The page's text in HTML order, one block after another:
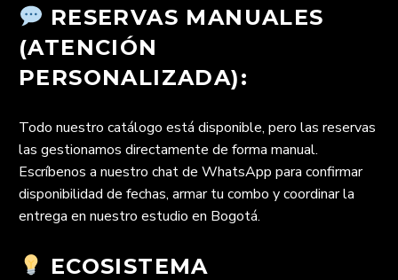
RESERVAS MANUALES
(ATENCIÓN
PERSONALIZADA):
Todo nuestro catálogo está disponible, pero las reservas
las gestionamos directamente de forma manual.
Escríbenos a nuestro chat de WhatsApp para confirmar
disponibilidad de fechas, armar tu combo y coordinar la
entrega en nuestro estudio en Bogotá.
ECOSISTEMA